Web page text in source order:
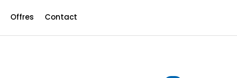
Offres Contact